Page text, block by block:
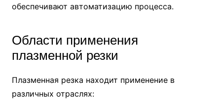
обеспечивают автоматизацию процесса.
Области применения
плазменной резки
Плазменная резка находит применение в
различных отраслях: